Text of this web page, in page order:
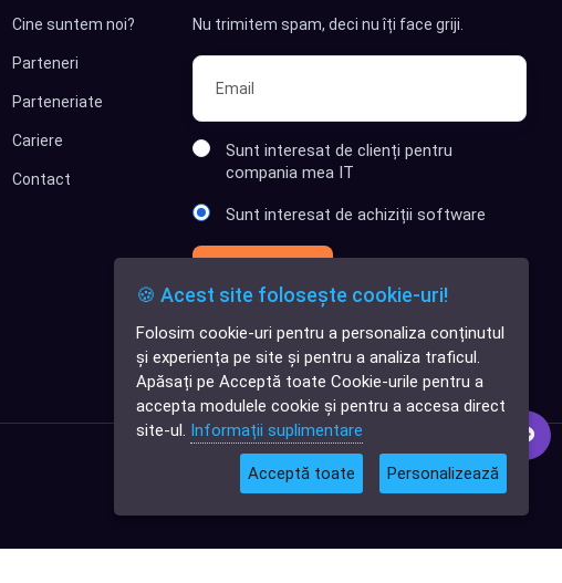
✕
Cauți o aplicație
software?
Cine suntem noi?
Parteneri
Parteneriate
Cariere
Contact
Nu trimitem spam, deci nu îți face griji.
Sunt interesat de clienți pentru
compania mea IT
Sunt interesat de achiziții software
🍪 Acest site folosește cookie-uri!
Folosim cookie-uri pentru a personaliza conținutul
și experiența pe site și pentru a analiza traficul.
Apăsați pe Acceptă toate Cookie-urile pentru a
accepta modulele cookie și pentru a accesa direct
site-ul. Informații suplimentare
Acceptă toate Personalizează